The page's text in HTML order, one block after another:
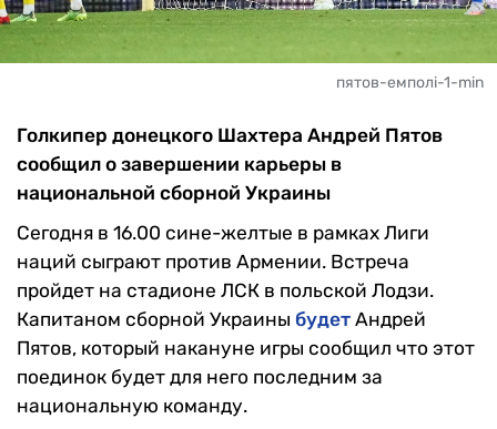
пятов-емполі-1-min
Голкипер донецкого Шахтера Андрей Пятов
сообщил о завершении карьеры в
национальной сборной Украины
Сегодня в 16.00 сине-желтые в рамках Лиги
наций сыграют против Армении. Встреча
пройдет на стадионе ЛСК в польской Лодзи.
Капитаном сборной Украины будет Андрей
Пятов, который накануне игры сообщил что этот
поединок будет для него последним за
национальную команду.